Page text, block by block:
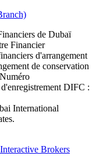
de Dubaï
Financier
d'arrangement
de conservation
DIFC :
International
Brokers